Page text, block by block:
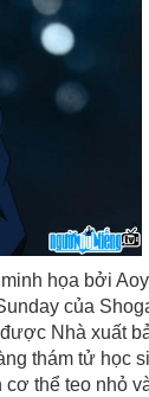
họa bởi
của
Nhà xuất
thám tử học
thể teo nhỏ